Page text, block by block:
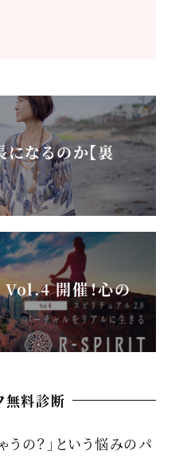
になるのか【裏
開催！心の
無料診断
うの？」という悩みのパ